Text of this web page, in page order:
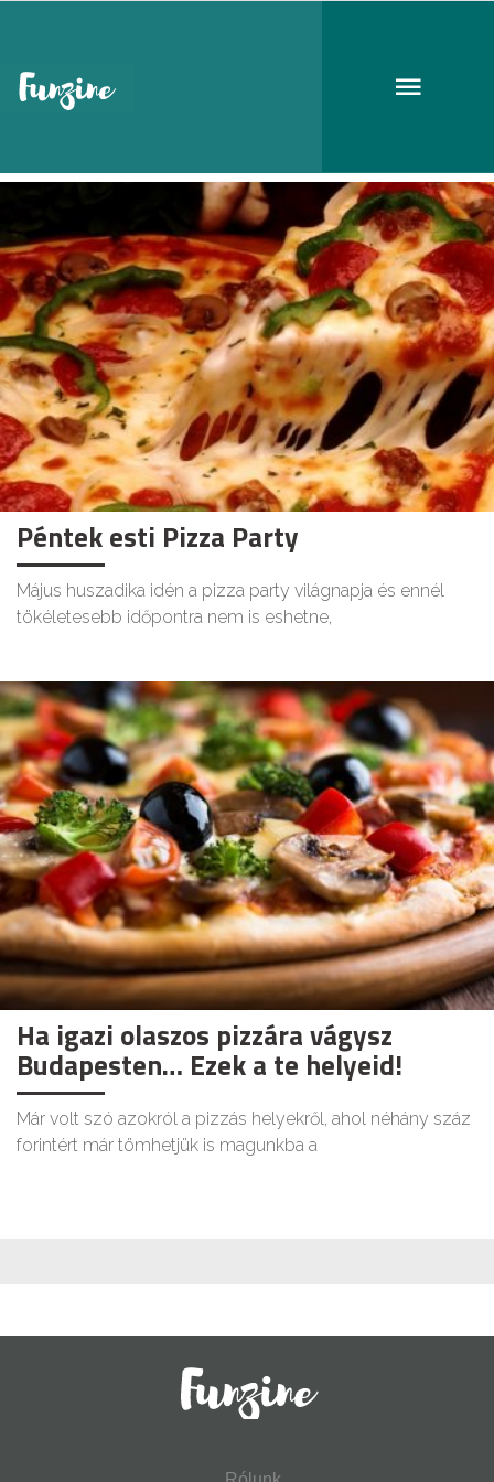
Péntek esti Pizza Party
Május huszadika idén a pizza party világnapja és ennél
tökéletesebb időpontra nem is eshetne,
Ha igazi olaszos pizzára vágysz
Budapesten… Ezek a te helyeid!
Már volt szó azokról a pizzás helyekről, ahol néhány száz
forintért már tömhetjük is magunkba a